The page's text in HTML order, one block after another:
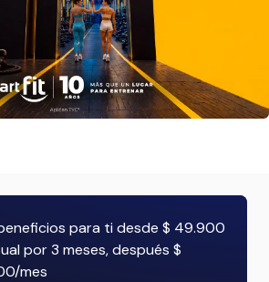
para ti desde $ 49.900
por 3 meses, después $
mes